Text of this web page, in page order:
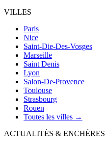
VILLES
Paris
Nice
Saint-Die-Des-Vosges
Marseille
Saint Denis
Lyon
Salon-De-Provence
Toulouse
Strasbourg
Rouen
Toutes les villes →
ACTUALITÉS & ENCHÈRES